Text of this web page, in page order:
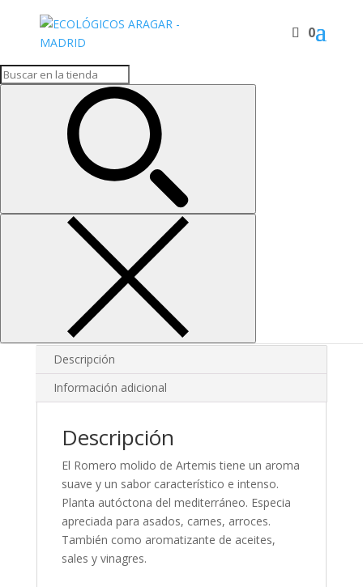
0
ROMERO Molido
2,10 €
Romero molido ecologico
cantidad
Añadir al carrito
256 Categoría: ADEREZOS Y SALSAS
Descripción
Información adicional
Descripción
El Romero molido de Artemis tiene un aroma
suave y un sabor característico e intenso.
Planta autóctona del mediterráneo. Especia
apreciada para asados, carnes, arroces.
También como aromatizante de aceites,
sales y vinagres.